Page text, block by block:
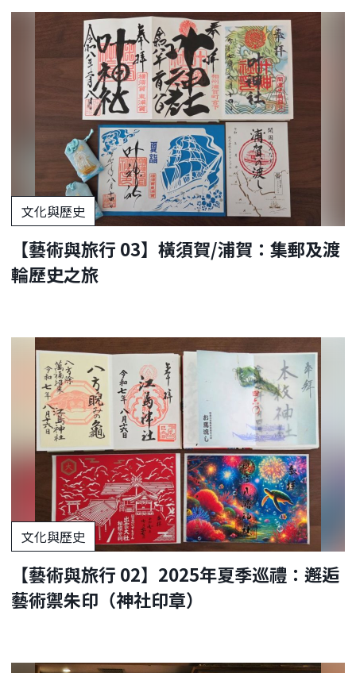
文化與歷史
【藝術與旅行 03】橫須賀/浦賀：集郵及渡
輪歷史之旅
文化與歷史
【藝術與旅行 02】2025年夏季巡禮：邂逅
藝術禦朱印（神社印章）